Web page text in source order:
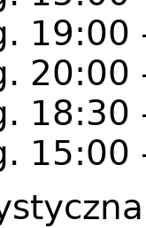
19:00
20:00
18:30
15:00